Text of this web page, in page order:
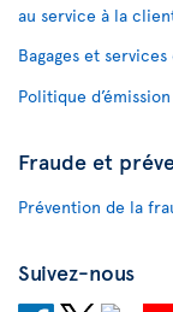
au service à la
Bagages et
Politique
Fraude et
Prévention de la
Suivez-nous